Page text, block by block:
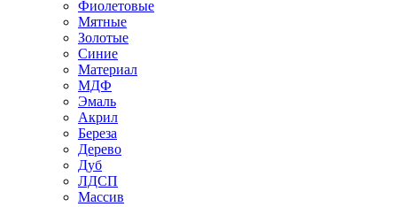
Фиолетовые
Мятные
Золотые
Синие
Материал
МДФ
Эмаль
Акрил
Береза
Дерево
Дуб
ЛДСП
Массив